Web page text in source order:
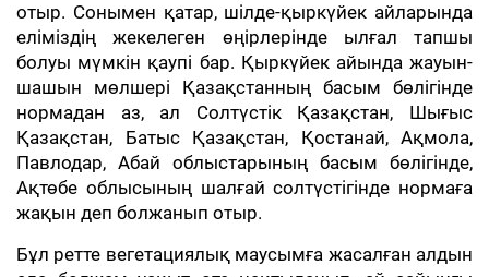
отыр. Сонымен қатар, шілде-қыркүйек айларында
еліміздің жекелеген өңірлерінде ылғал тапшы
болуы мүмкін қаупі бар. Қыркүйек айында жауын-
шашын мөлшері Қазақстанның басым бөлігінде
нормадан аз, ал Солтүстік Қазақстан, Шығыс
Қазақстан, Батыс Қазақстан, Қостанай, Ақмола,
Павлодар, Абай облыстарының басым бөлігінде,
Ақтөбе облысының шалғай солтүстігінде нормаға
жақын деп болжанып отыр.
Бұл ретте вегетациялық маусымға жасалған алдын